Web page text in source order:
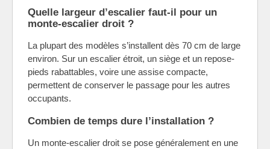
Quelle largeur d’escalier faut-il pour un
monte-escalier droit ?
La plupart des modèles s’installent dès 70 cm de large
environ. Sur un escalier étroit, un siège et un repose-
pieds rabattables, voire une assise compacte,
permettent de conserver le passage pour les autres
occupants.
Combien de temps dure l’installation ?
Un monte-escalier droit se pose généralement en une